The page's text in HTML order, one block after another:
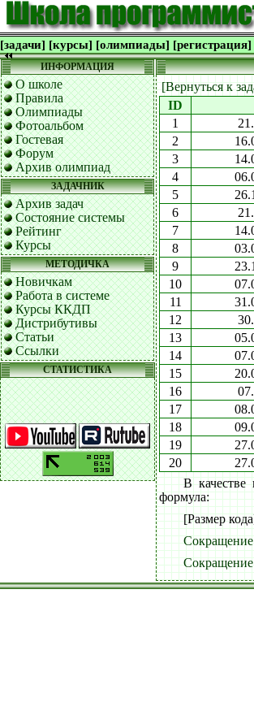
[задачи] [курсы] [олимпиады] [регистрация]
ИНФОРМАЦИЯ
О школе
Правила
Олимпиады
Фотоальбом
Гостевая
Форум
Архив олимпиад
ЗАДАЧНИК
Архив задач
Состояние системы
Рейтинг
Курсы
МЕТОДИЧКА
Новичкам
Работа в системе
Курсы ККДП
Дистрибутивы
Статьи
Ссылки
СТАТИСТИКА
[Вернуться к
ID
1
2
3
4
5
6
7
8
9
10
11
12
13
14
15
16
17
18
19
20
В качестве
формула:
[Размер
Сокращение
Сокращение